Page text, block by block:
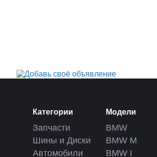
Категории
Запчасти
Шины и Диски
Автомобили
Модели
BMW
BMW M
BMW I